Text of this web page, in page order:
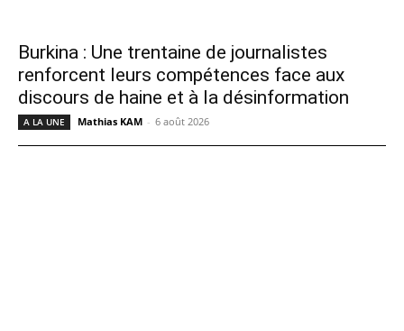
Burkina : Une trentaine de journalistes
renforcent leurs compétences face aux
discours de haine et à la désinformation
A LA UNE Mathias KAM - 6 août 2026